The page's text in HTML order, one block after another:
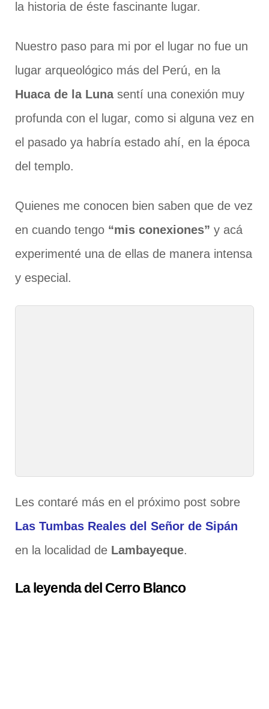
la historia de éste fascinante lugar.
Nuestro paso para mi por el lugar no fue un
lugar arqueológico más del Perú, en la
Huaca de la Lunasentí una conexión muy
profunda con el lugar, como si alguna vez en
el pasado ya habría estado ahí, en la época
del templo.
Quienes me conocen bien saben que de vez
en cuando tengo “mis conexiones” y acá
experimenté una de ellas de manera intensa
y especial.
Les contaré más en el próximo post sobre
Las Tumbas Reales del Señor de Sipán
en la localidad de Lambayeque.
La leyenda del Cerro Blanco